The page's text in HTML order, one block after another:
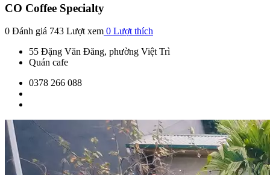
CO Coffee Specialty
0 Đánh giá 743 Lượt xem 0 Lượt thích
55 Đặng Văn Đăng, phường Việt Trì
Quán cafe
0378 266 088